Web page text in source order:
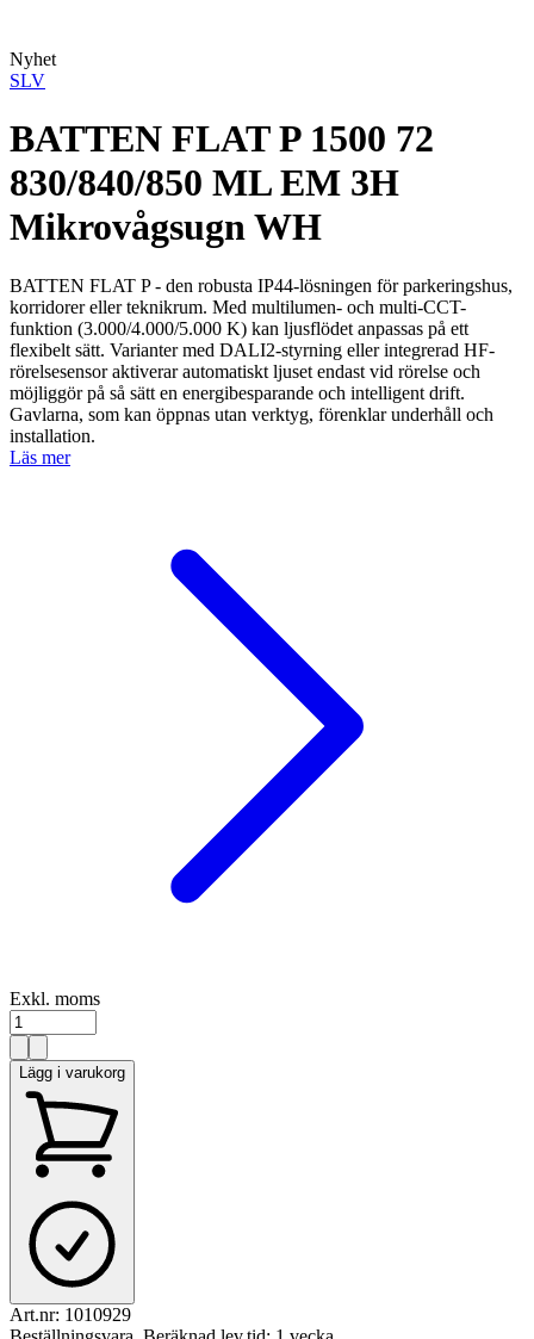
Nyhet
SLV
BATTEN FLAT P 1500 72
830/840/850 ML EM 3H
Mikrovågsugn WH
BATTEN FLAT P - den robusta IP44-lösningen för parkeringshus,
korridorer eller teknikrum. Med multilumen- och multi-CCT-
funktion (3.000/4.000/5.000 K) kan ljusflödet anpassas på ett
flexibelt sätt. Varianter med DALI2-styrning eller integrerad HF-
rörelsesensor aktiverar automatiskt ljuset endast vid rörelse och
möjliggör på så sätt en energibesparande och intelligent drift.
Gavlarna, som kan öppnas utan verktyg, förenklar underhåll och
installation.
Läs mer
Exkl. moms
Lägg i varukorg
Art.nr: 1010929